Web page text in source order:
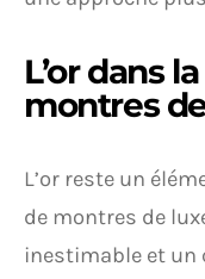
L’or dans
montres
L’or reste un
de montres de
inestimable et un